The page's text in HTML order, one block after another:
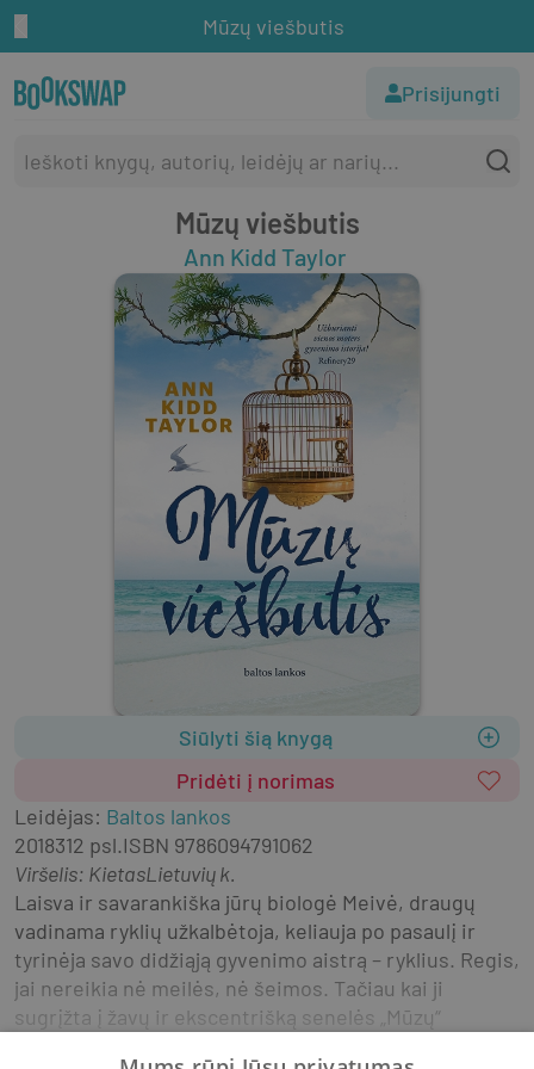
Mūzų viešbutis
Prisijungti
Mūzų viešbutis
Ann Kidd Taylor
Siūlyti šią knygą
Pridėti į norimas
Leidėjas: Baltos lankos
2018312 psl.ISBN 9786094791062
Viršelis: KietasLietuvių k.
Laisva ir savarankiška jūrų biologė Meivė, draugų
vadinama ryklių užkalbėtoja, keliauja po pasaulį ir
tyrinėja savo didžiąją gyvenimo aistrą – ryklius. Regis,
jai nereikia nė meilės, nė šeimos. Tačiau kai ji
sugrįžta į žavų ir ekscentrišką senelės „Mūzų“